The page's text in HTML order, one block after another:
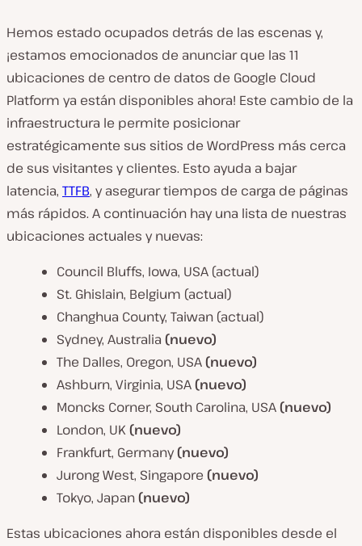
Hemos estado ocupados detrás de las escenas y,
¡estamos emocionados de anunciar que las 11
ubicaciones de centro de datos de Google Cloud
Platform ya están disponibles ahora! Este cambio de la
infraestructura le permite posicionar
estratégicamente sus sitios de WordPress más cerca
de sus visitantes y clientes. Esto ayuda a bajar
latencia, TTFB, y asegurar tiempos de carga de páginas
más rápidos. A continuación hay una lista de nuestras
ubicaciones actuales y nuevas:
Council Bluffs, Iowa, USA (actual)
St. Ghislain, Belgium (actual)
Changhua County, Taiwan (actual)
Sydney, Australia (nuevo)
The Dalles, Oregon, USA(nuevo)
Ashburn, Virginia, USA(nuevo)
Moncks Corner, South Carolina, USA(nuevo)
London, UK(nuevo)
Frankfurt, Germany(nuevo)
Jurong West, Singapore (nuevo)
Tokyo, Japan(nuevo)
Estas ubicaciones ahora están disponibles desde el